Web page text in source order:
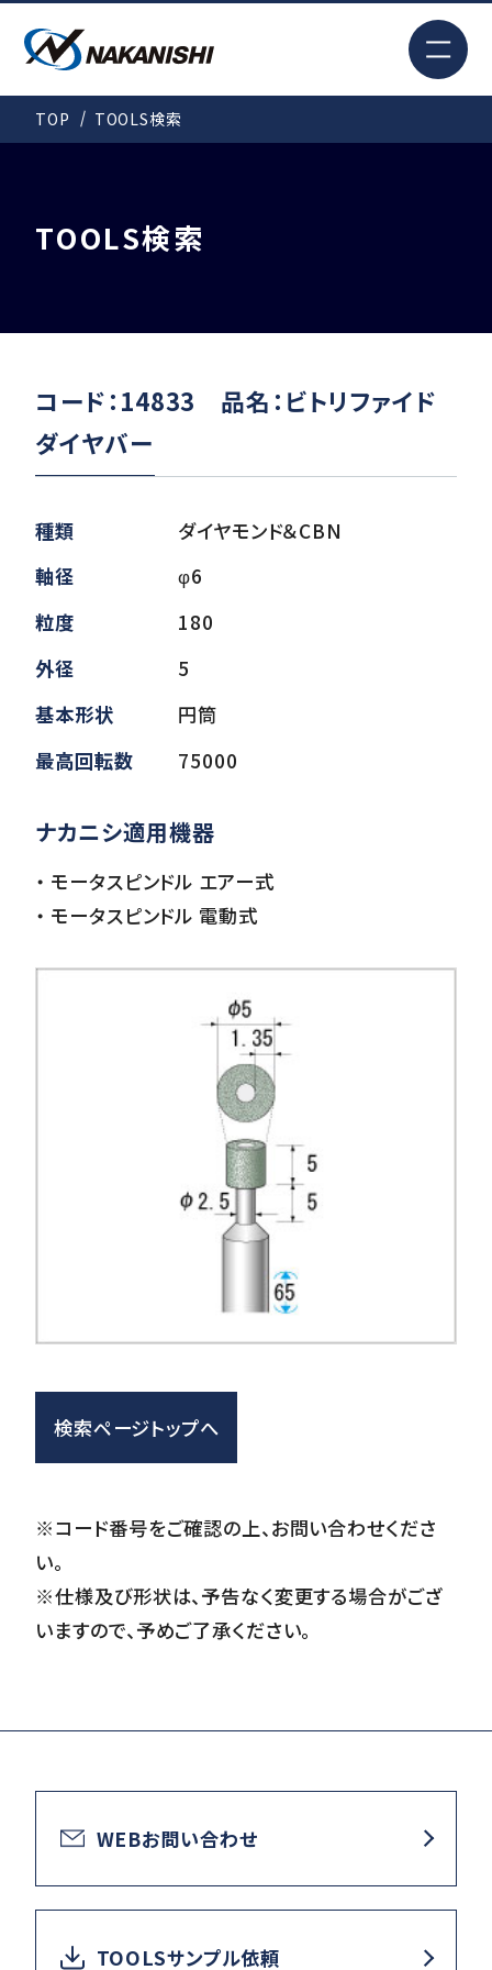
製品情報
事例紹介
ダウンロード
お客様サポート
会社情報
TOP TOOLS検索
TOOLS検索
コード：14833 品名：ビトリファイド
ダイヤバー
種類
ダイヤモンド＆CBN
軸径
φ6
粒度
180
外径
5
基本形状
円筒
最高回転数
75000
ナカニシ適用機器
・ モータスピンドル エアー式
・ モータスピンドル 電動式
検索ページトップへ
※コード番号をご確認の上、お問い合わせくださ
い。
※仕様及び形状は、予告なく変更する場合がござ
いますので、予めご了承ください。
WEBお問い合わせ
TOOLSサンプル依頼